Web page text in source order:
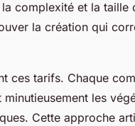
complexité et la taille
la création qui
ces tarifs. Chaque
minutieusement les
Cette approche